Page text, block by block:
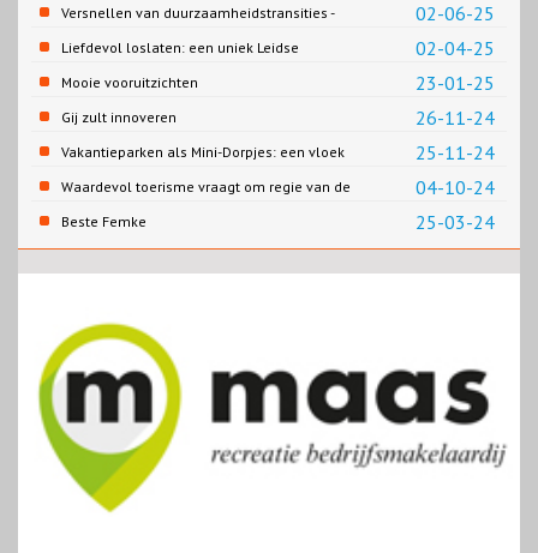
02-06-25
Versnellen van duurzaamheidstransities -
het SPRONG project
02-04-25
Liefdevol loslaten: een uniek Leidse
samenwerking
23-01-25
Mooie vooruitzichten
26-11-24
Gij zult innoveren
25-11-24
Vakantieparken als Mini-Dorpjes: een vloek
of een zegen?
04-10-24
Waardevol toerisme vraagt om regie van de
overheid
25-03-24
Beste Femke